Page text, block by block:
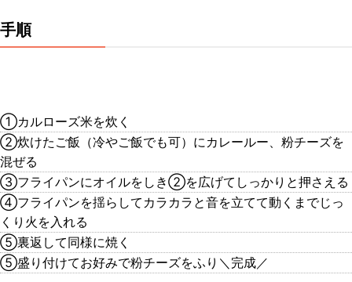
手順
①カルローズ米を炊く
②炊けたご飯（冷やご飯でも可）にカレールー、粉チーズを
混ぜる
③フライパンにオイルをしき②を広げてしっかりと押さえる
④フライパンを揺らしてカラカラと音を立てて動くまでじっ
くり火を入れる
⑤裏返して同様に焼く
⑤盛り付けてお好みで粉チーズをふり＼完成／